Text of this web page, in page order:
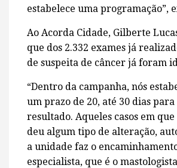
estabelece uma programação”,
Ao Acorda Cidade, Gilberte
que dos 2.332 exames já
de suspeita de câncer já foram
“Dentro da campanha, nós
um prazo de 20, até 30 dias
resultado. Aqueles casos em
deu algum tipo de alteração,
a unidade faz o
especialista, que é o